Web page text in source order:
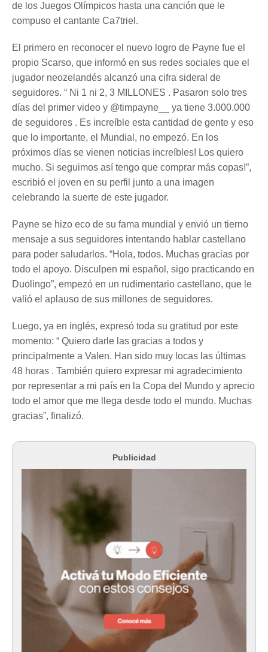
de los Juegos Olímpicos hasta una canción que le
compuso el cantante Ca7triel.
El primero en reconocer el nuevo logro de Payne fue el
propio Scarso, que informó en sus redes sociales que el
jugador neozelandés alcanzó una cifra sideral de
seguidores. “ Ni 1 ni 2, 3 MILLONES . Pasaron solo tres
días del primer video y @timpayne__ ya tiene 3.000.000
de seguidores . Es increíble esta cantidad de gente y eso
que lo importante, el Mundial, no empezó. En los
próximos días se vienen noticias increíbles! Los quiero
mucho. Si seguimos así tengo que comprar más copas!”,
escribió el joven en su perfil junto a una imagen
celebrando la suerte de este jugador.
Payne se hizo eco de su fama mundial y envió un tierno
mensaje a sus seguidores intentando hablar castellano
para poder saludarlos. “Hola, todos. Muchas gracias por
todo el apoyo. Disculpen mi español, sigo practicando en
Duolingo”, empezó en un rudimentario castellano, que le
valió el aplauso de sus millones de seguidores.
Luego, ya en inglés, expresó toda su gratitud por este
momento: “ Quiero darle las gracias a todos y
principalmente a Valen. Han sido muy locas las últimas
48 horas . También quiero expresar mi agradecimiento
por representar a mi país en la Copa del Mundo y aprecio
todo el amor que me llega desde todo el mundo. Muchas
gracias”, finalizó.
Publicidad